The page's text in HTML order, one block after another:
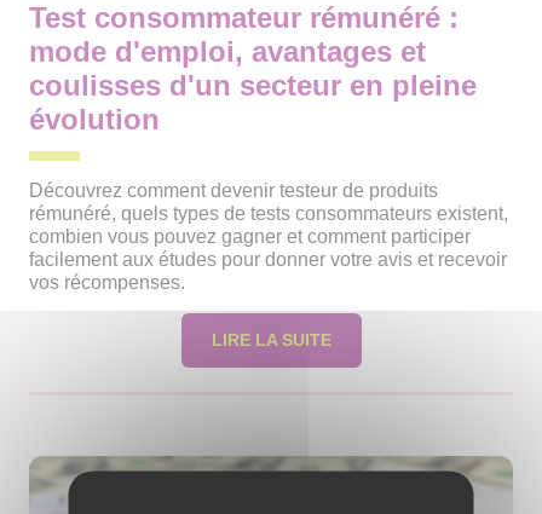
Test consommateur rémunéré :
mode d'emploi, avantages et
coulisses d'un secteur en pleine
évolution
Découvrez comment devenir testeur de produits
rémunéré, quels types de tests consommateurs existent,
combien vous pouvez gagner et comment participer
facilement aux études pour donner votre avis et recevoir
vos récompenses.
LIRE LA SUITE